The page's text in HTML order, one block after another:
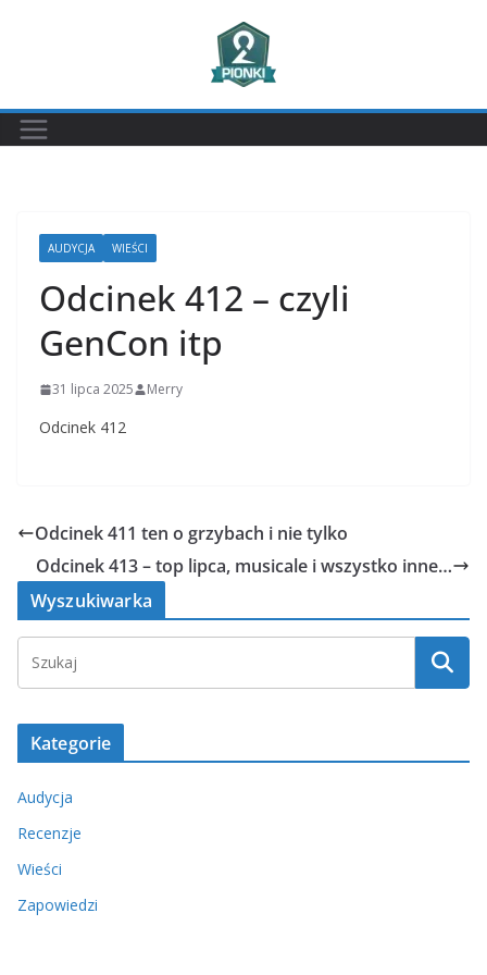
AUDYCJA WIEŚCI
Odcinek 412 – czyli
GenCon itp
31 lipca 2025 Merry
Odcinek 412
Odcinek 411 ten o grzybach i nie tylko
Odcinek 413 – top lipca, musicale i wszystko inne…
Wyszukiwarka
Kategorie
Audycja
Recenzje
Wieści
Zapowiedzi